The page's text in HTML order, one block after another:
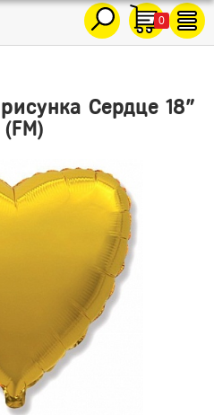
0
Сердце 18"